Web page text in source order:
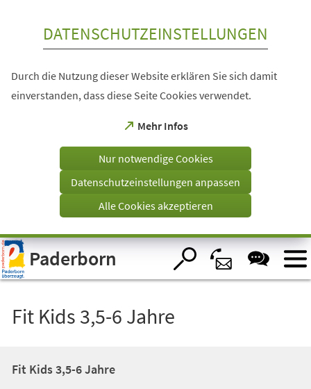
Visuelle
Assistenzsoftware
öffnen.
DATENSCHUTZEINSTELLUNGEN
Durch die Nutzung dieser Website erklären Sie sich damit
einverstanden, dass diese Seite Cookies verwendet.
Mehr Infos
(Öffnet
einem
Tab)
Nur notwendige Cookies
Datenschutzeinstellungen anpassen
Alle Cookies akzeptieren
Paderborn
Fit Kids 3,5-6 Jahre
Fit Kids 3,5-6 Jahre